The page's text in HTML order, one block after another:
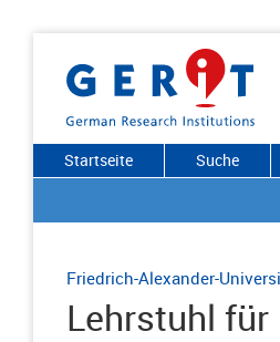
Startseite Suche
Friedrich-Alexander-
Lehrstuhl für